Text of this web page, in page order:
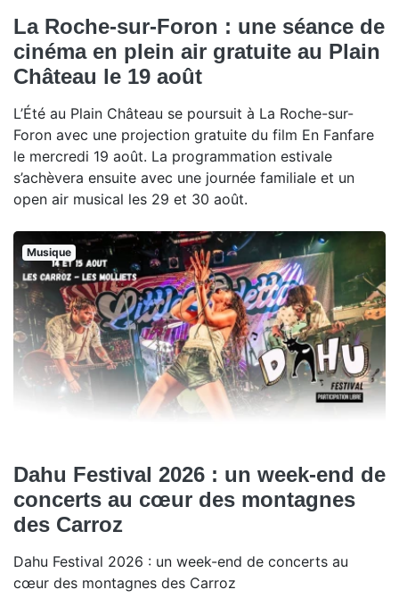
La Roche-sur-Foron : une séance de
cinéma en plein air gratuite au Plain
Château le 19 août
L’Été au Plain Château se poursuit à La Roche-sur-
Foron avec une projection gratuite du film En Fanfare
le mercredi 19 août. La programmation estivale
s’achèvera ensuite avec une journée familiale et un
open air musical les 29 et 30 août.
Musique
Dahu Festival 2026 : un week-end de
concerts au cœur des montagnes
des Carroz
Dahu Festival 2026 : un week-end de concerts au
cœur des montagnes des Carroz